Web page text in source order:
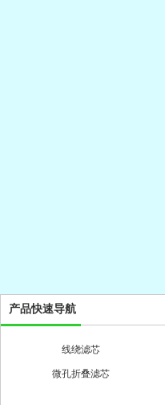
产品快速导航
微孔折叠滤芯